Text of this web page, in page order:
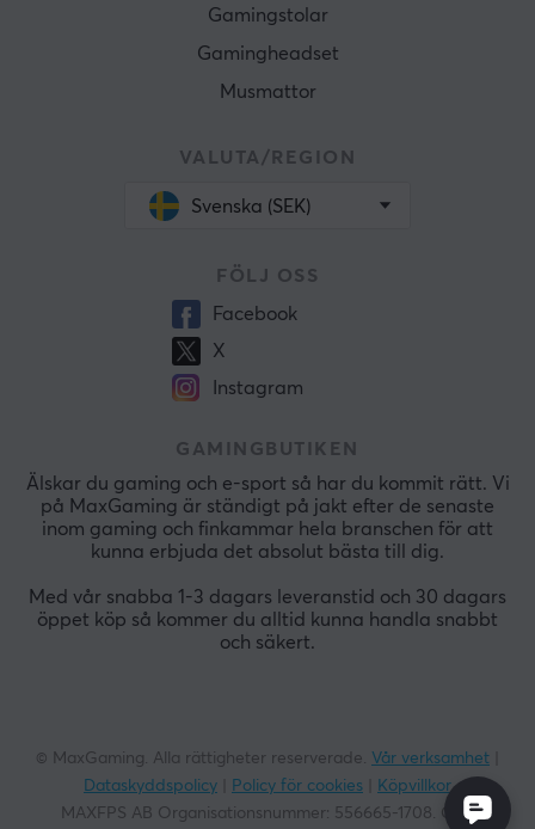
Gamingstolar
Gamingheadset
Musmattor
VALUTA/REGION
Svenska (SEK)
FÖLJ OSS
Facebook
X
Instagram
GAMINGBUTIKEN
Älskar du gaming och e-sport så har du kommit rätt. Vi
på MaxGaming är ständigt på jakt efter de senaste
inom gaming och finkammar hela branschen för att
kunna erbjuda det absolut bästa till dig.
Med vår snabba 1-3 dagars leveranstid och 30 dagars
öppet köp så kommer du alltid kunna handla snabbt
och säkert.
© MaxGaming. Alla rättigheter reserverade. Vår verksamhet
Dataskyddspolicy
Policy för cookies
Köpvillkor
MAXFPS AB Organisationsnummer: 556665-1708. God